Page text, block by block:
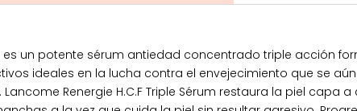
es un potente sérum antiedad concentrado triple acción
ideales en la lucha contra el envejecimiento que se
Renergie H.C.F Triple Sérum restaura la piel capa